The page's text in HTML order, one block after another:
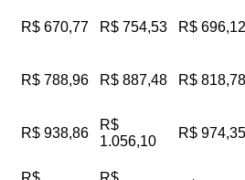
R$ 670,77 R$ 754,53 R$ 696,12
R$ 788,96 R$ 887,48 R$ 818,78
R$ 938,86
R$
1.056,10
R$ 974,35